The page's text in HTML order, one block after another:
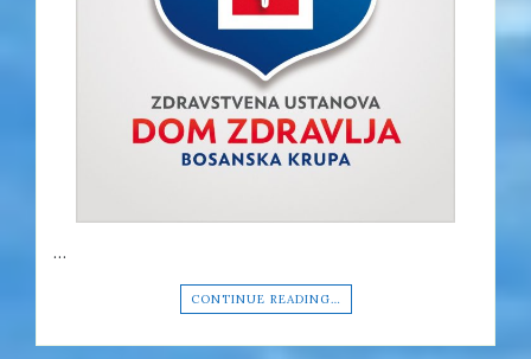
…
CONTINUE READING…